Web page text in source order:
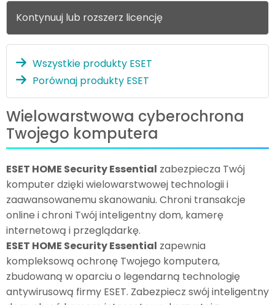
Kontynuuj lub rozszerz licencję
Wszystkie produkty ESET
Porównaj produkty ESET
Wielowarstwowa cyberochrona
Twojego komputera
ESET HOME Security Essential zabezpiecza Twój
komputer dzięki wielowarstwowej technologii i
zaawansowanemu skanowaniu. Chroni transakcje
online i chroni Twój inteligentny dom, kamerę
internetową i przeglądarkę.
ESET HOME Security Essential zapewnia
kompleksową ochronę Twojego komputera,
zbudowaną w oparciu o legendarną technologię
antywirusową firmy ESET. Zabezpiecz swój inteligentny